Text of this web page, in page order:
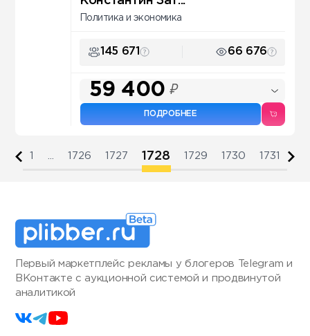
Политика и экономика
145 671 66 676
59 400 ₽
ПОДРОБНЕЕ
1726 1727 1728 1729 1730 1731
Первый маркетплейс рекламы у блогеров Telegram и
ВКонтакте с аукционной системой и продвинутой
аналитикой